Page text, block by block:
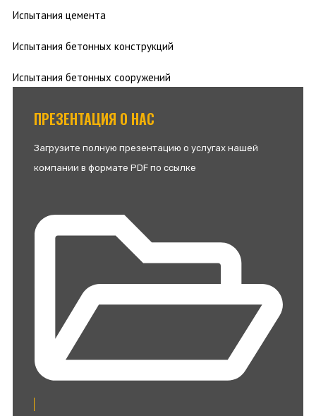
Испытания цемента
Испытания бетонных конструкций
Испытания бетонных сооружений
ПРЕЗЕНТАЦИЯ О НАС
Загрузите полную презентацию о услугах нашей
компании в формате PDF по ссылке